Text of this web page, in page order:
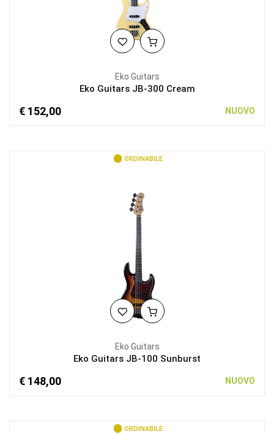
Eko Guitars
Eko Guitars JB-300 Cream
€ 152,00 NUOVO
ORDINABILE
Eko Guitars
Eko Guitars JB-100 Sunburst
€ 148,00 NUOVO
ORDINABILE